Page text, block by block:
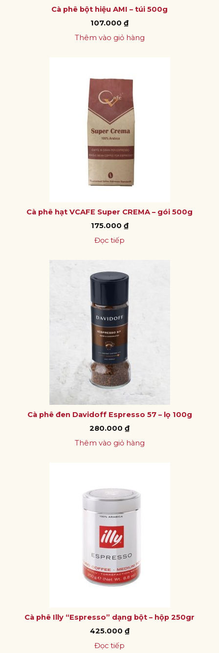
Cà phê bột hiệu AMI – túi 500g
107.000 ₫
Thêm vào giỏ hàng
Cà phê hạt VCAFE Super CREMA – gói 500g
175.000 ₫
Đọc tiếp
Cà phê đen Davidoff Espresso 57 – lọ 100g
280.000 ₫
Thêm vào giỏ hàng
Cà phê Illy “Espresso” dạng bột – hộp 250gr
425.000 ₫
Đọc tiếp